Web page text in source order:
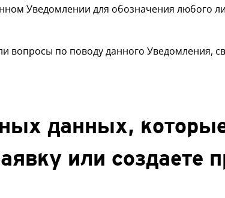
Уведомлении для обозначения любого
вопросы по поводу данного Уведомления,
данных,
или создаете